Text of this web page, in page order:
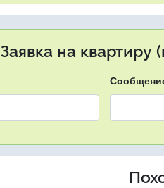
Заявка на квартиру